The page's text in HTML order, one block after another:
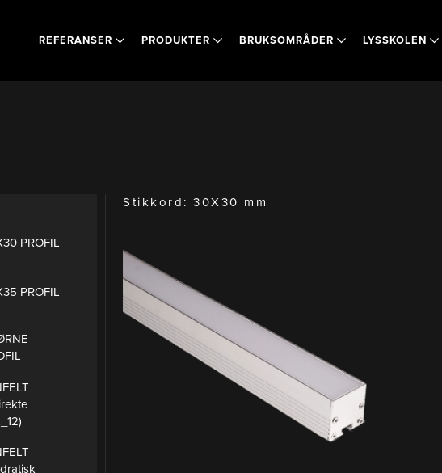
REFERANSER PRODUKTER BRUKSOMRÅDER LYSSKOLEN
Stikkord: 30X30 mm
PROFIL
PROFIL